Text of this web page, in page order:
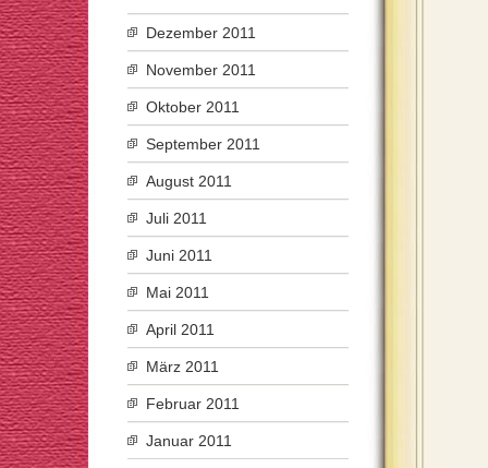
Dezember 2011
November 2011
Oktober 2011
September 2011
August 2011
Juli 2011
Juni 2011
Mai 2011
April 2011
März 2011
Februar 2011
Januar 2011